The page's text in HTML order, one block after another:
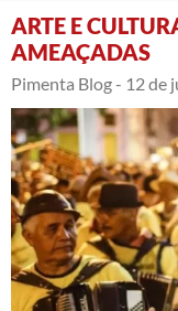
ARTE E
AMEAÇADAS
Pimenta Blog - 12 de